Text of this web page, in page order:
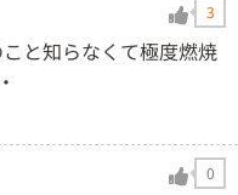
3
と知らなくて極度燃焼
0